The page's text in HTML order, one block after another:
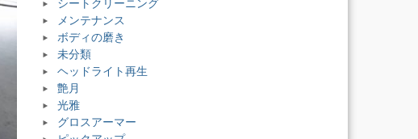
メンテナンス
ボディの磨き
未分類
ヘッドライト再生
艶月
光雅
グロスアーマー